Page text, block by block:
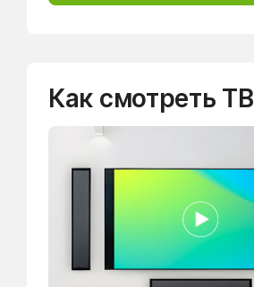
Как смотреть ТВ